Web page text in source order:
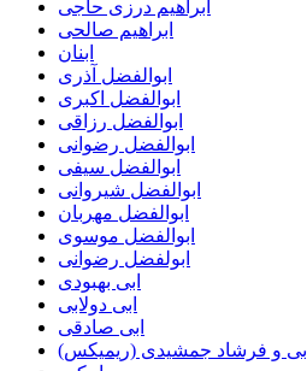
ابراهیم درزی حاجی
ابراهیم صالحی
ابنان
ابوالفضل آذری
ابوالفضل اکبری
ابوالفضل رزاقی
ابوالفضل رضوانی
ابوالفضل سیفی
ابوالفضل شیروانی
ابوالفضل مهربان
ابوالفضل موسوی
ابولفضل رضوانی
ابی بهبودی
ابی دولابی
ابی صادقی
ابی و فرشاد جمشیدی (ریمیکس)